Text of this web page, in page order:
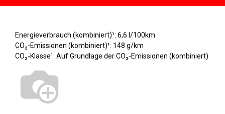
Energieverbrauch (kombiniert)¹: 6,6 l/100km
CO₂-Emissionen (kombiniert)¹: 148 g/km
CO₂-Klasse¹: Auf Grundlage der CO₂-Emissionen (kombiniert)